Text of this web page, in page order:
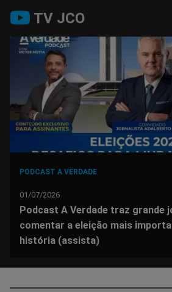
Compartilhar
no
Facebook
no
Whatsapp
no
Twitter
no
TV JCO
PODCAST A VERDADE
01/07/2026
Podcast A Verdade traz grande
comentar a eleição mais
história (assista)